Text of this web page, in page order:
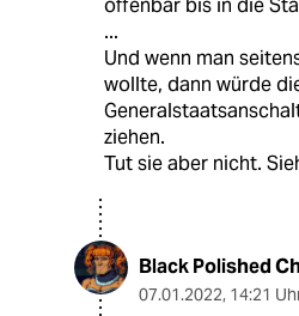
offenbar bis in die
...
Und wenn man
wollte, dann würde
ziehen.
Tut sie aber nicht.
Black Polished
07.01.2022, 14:21